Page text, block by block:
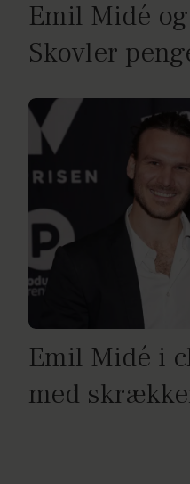
Emil Midé
Skovler
Emil Midé i
med